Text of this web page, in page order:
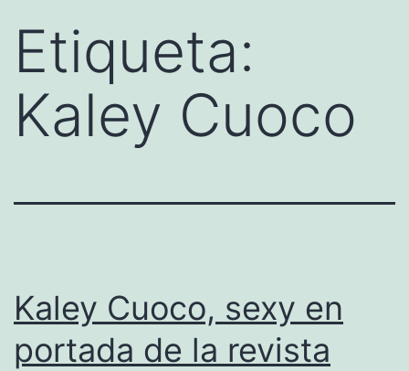
Etiqueta:
Kaley Cuoco
Kaley Cuoco, sexy en
portada de la revista